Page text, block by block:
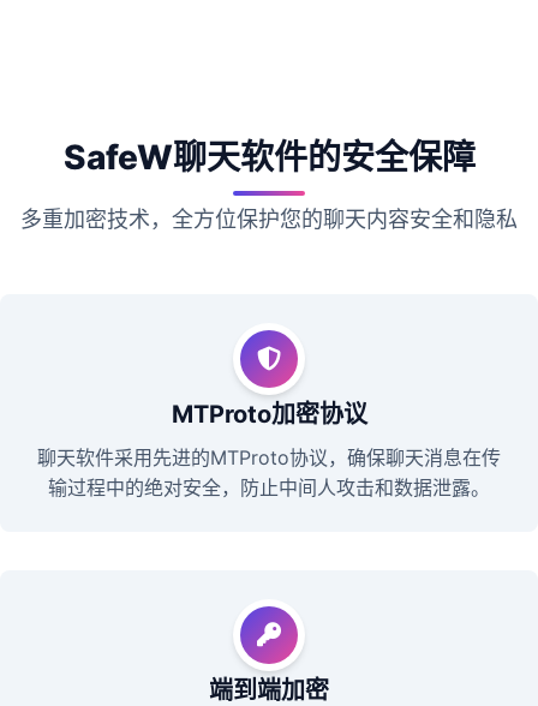
SafeW聊天软件的安全保障
多重加密技术，全方位保护您的聊天内容安全和隐私
MTProto加密协议
聊天软件采用先进的MTProto协议，确保聊天消息在传
输过程中的绝对安全，防止中间人攻击和数据泄露。
端到端加密